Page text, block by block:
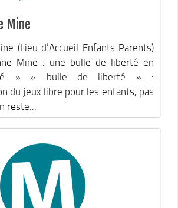
culturels sur le territoire
de lecture
actions FESTINS 2025-2027
Accord des On 2023-2025
Mine
(Lieu d’Accueil Enfants Parents)
Mine : une bulle de liberté en
» « bulle de liberté » :
du jeux libre pour les enfants, pas
reste...